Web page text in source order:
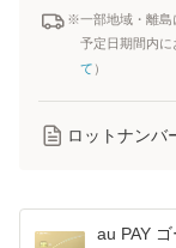
※一部地域・離島
予定日期間内に
て ）
ロットナンバ
au PAY